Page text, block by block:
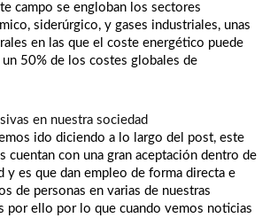
campo se engloban los sectores
siderúrgico, y gases industriales, unas
en las que el coste energético puede
un 50% de los costes globales de
en nuestra sociedad
ido diciendo a lo largo del post, este
cuentan con una gran aceptación dentro de
y es que dan empleo de forma directa e
de personas en varias de nuestras
por ello por lo que cuando vemos noticias